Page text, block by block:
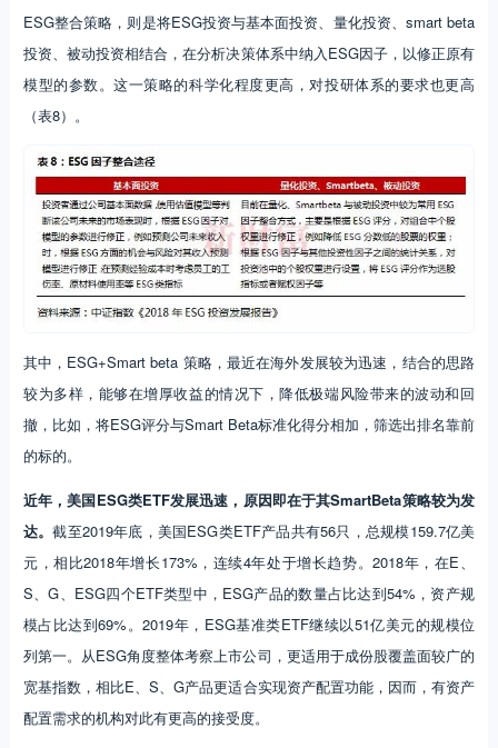
ESG整合策略，则是将ESG投资与基本面投资、量化投资、smart beta
投资、被动投资相结合，在分析决策体系中纳入ESG因子，以修正原有
模型的参数。这一策略的科学化程度更高，对投研体系的要求也更高
（表8）。
其中，ESG+Smart beta 策略，最近在海外发展较为迅速，结合的思路
较为多样，能够在增厚收益的情况下，降低极端风险带来的波动和回
撤，比如，将ESG评分与Smart Beta标准化得分相加，筛选出排名靠前
的标的。
近年，美国ESG类ETF发展迅速，原因即在于其SmartBeta策略较为发
达。截至2019年底，美国ESG类ETF产品共有56只，总规模159.7亿美
元，相比2018年增长173%，连续4年处于增长趋势。2018年，在E、
S、G、ESG四个ETF类型中，ESG产品的数量占比达到54%，资产规
模占比达到69%。2019年，ESG基准类ETF继续以51亿美元的规模位
列第一。从ESG角度整体考察上市公司，更适用于成份股覆盖面较广的
宽基指数，相比E、S、G产品更适合实现资产配置功能，因而，有资产
配置需求的机构对此有更高的接受度。